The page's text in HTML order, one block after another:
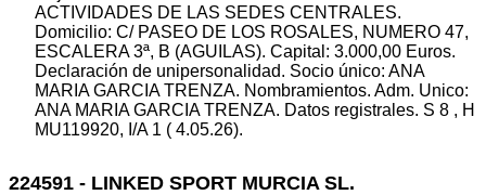
ACTIVIDADES DE LAS SEDES CENTRALES.
Domicilio: C/ PASEO DE LOS ROSALES, NUMERO 47,
ESCALERA 3ª, B (AGUILAS). Capital: 3.000,00 Euros.
Declaración de unipersonalidad. Socio único: ANA
MARIA GARCIA TRENZA. Nombramientos. Adm. Unico:
ANA MARIA GARCIA TRENZA. Datos registrales. S 8 , H
MU119920, I/A 1 ( 4.05.26).
224591 - LINKED SPORT MURCIA SL.